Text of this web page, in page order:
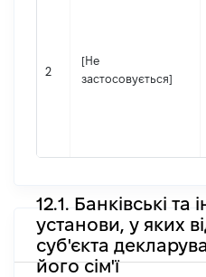
2
[Не
застосовується]
12.1. Банківські та
установи, у яких
суб'єкта
його сім'ї